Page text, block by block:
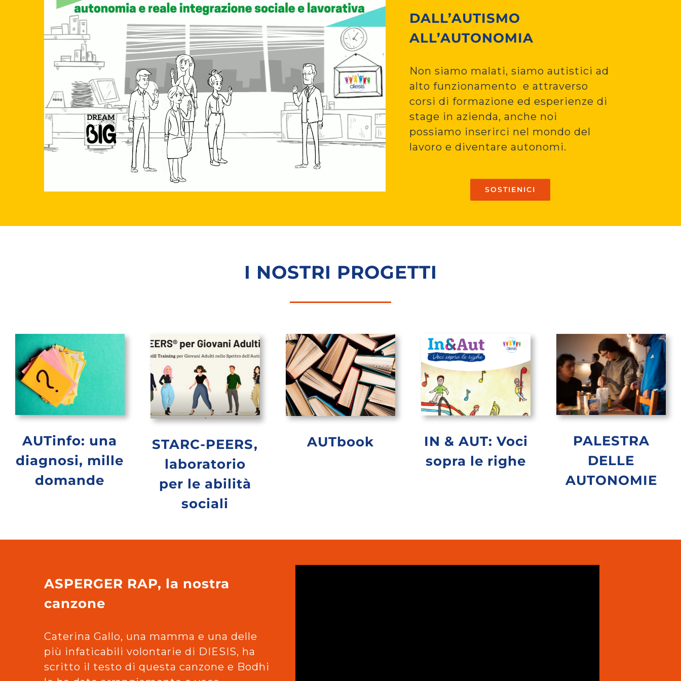
DALL’AUTISMO
ALL’AUTONOMIA
Non siamo malati, siamo autistici ad
alto funzionamento e attraverso
corsi di formazione ed esperienze di
stage in azienda, anche noi
possiamo inserirci nel mondo del
lavoro e diventare autonomi.
SOSTIENICI
I NOSTRI PROGETTI
AUTinfo: una
diagnosi, mille
domande
STARC-PEERS,
laboratorio
per le abilità
sociali
AUTbook
IN & AUT: Voci
sopra le righe
PALESTRA
DELLE
AUTONOMIE
ASPERGER RAP, la nostra
canzone
Caterina Gallo, una mamma e una delle
più infaticabili volontarie di DIESIS, ha
scritto il testo di questa canzone e Bodhi